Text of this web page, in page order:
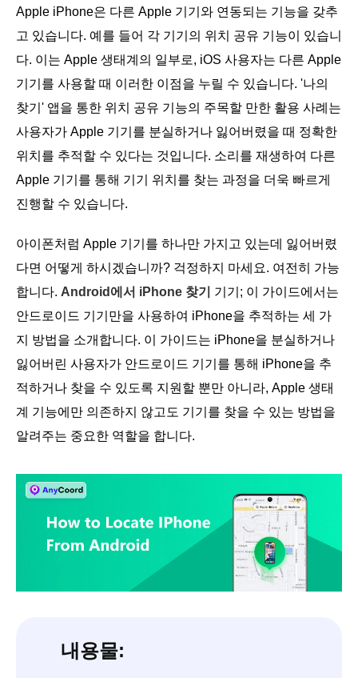
Apple iPhone은 다른 Apple 기기와 연동되는 기능을 갖추
고 있습니다. 예를 들어 각 기기의 위치 공유 기능이 있습니
다. 이는 Apple 생태계의 일부로, iOS 사용자는 다른 Apple
기기를 사용할 때 이러한 이점을 누릴 수 있습니다. '나의
찾기' 앱을 통한 위치 공유 기능의 주목할 만한 활용 사례는
사용자가 Apple 기기를 분실하거나 잃어버렸을 때 정확한
위치를 추적할 수 있다는 것입니다. 소리를 재생하여 다른
Apple 기기를 통해 기기 위치를 찾는 과정을 더욱 빠르게
진행할 수 있습니다.
아이폰처럼 Apple 기기를 하나만 가지고 있는데 잃어버렸
다면 어떻게 하시겠습니까? 걱정하지 마세요. 여전히 가능
합니다. Android에서 iPhone 찾기
기기; 이 가이드에서는
안드로이드 기기만을 사용하여 iPhone을 추적하는 세 가
지 방법을 소개합니다. 이 가이드는 iPhone을 분실하거나
잃어버린 사용자가 안드로이드 기기를 통해 iPhone을 추
적하거나 찾을 수 있도록 지원할 뿐만 아니라, Apple 생태
계 기능에만 의존하지 않고도 기기를 찾을 수 있는 방법을
알려주는 중요한 역할을 합니다.
내용물: